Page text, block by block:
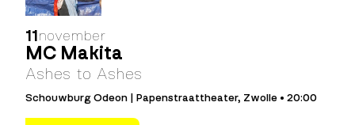
11 november
MC Makita
Ashes to Ashes
Schouwburg Odeon | Papenstraattheater, Zwolle • 20:00